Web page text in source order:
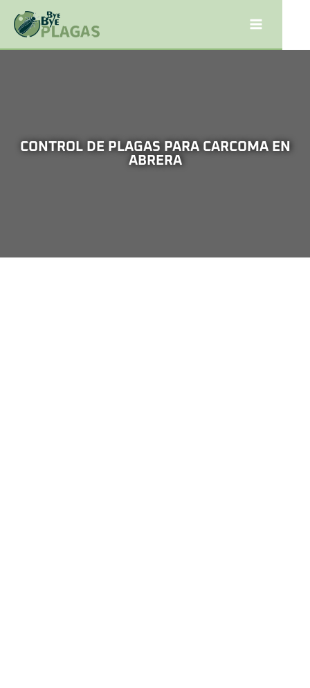
CONTROL DE PLAGAS PARA CARCOMA EN
ABRERA